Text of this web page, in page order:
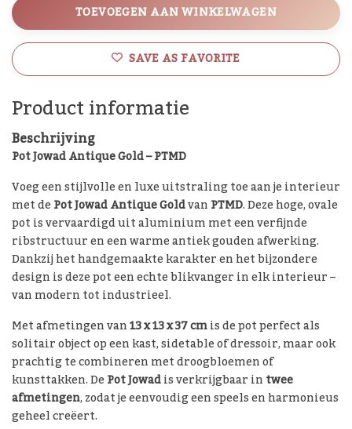
TOEVOEGEN AAN WINKELWAGEN
SAVE AS FAVORITE
Product informatie
Beschrijving
Pot Jowad Antique Gold – PTMD
Voeg een stijlvolle en luxe uitstraling toe aan je interieur
met dePot Jowad Antique GoldvanPTMD. Deze hoge, ovale
pot is vervaardigd uit aluminium met een verfijnde
ribstructuur en een warme antiek gouden afwerking.
Dankzij het handgemaakte karakter en het bijzondere
design is deze pot een echte blikvanger in elk interieur –
van modern tot industrieel.
Met afmetingen van13 x 13 x 37 cmis de pot perfect als
solitair object op een kast, sidetable of dressoir, maar ook
prachtig te combineren met droogbloemen of
kunsttakken. DePot Jowadis verkrijgbaar intwee
afmetingen, zodat je eenvoudig een speels en harmonieus
geheel creëert.